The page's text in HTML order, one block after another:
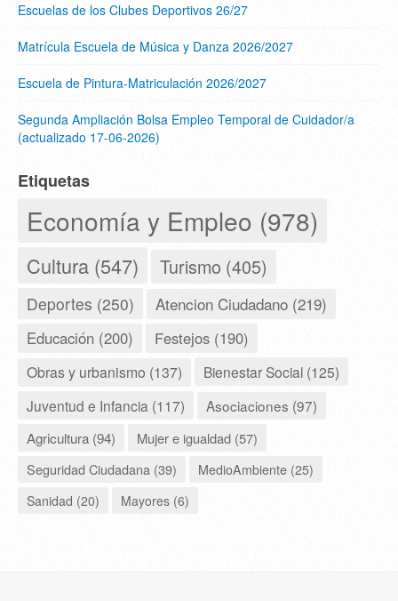
Escuelas de los Clubes Deportivos 26/27
Matrícula Escuela de Música y Danza 2026/2027
Escuela de Pintura-Matriculación 2026/2027
Segunda Ampliación Bolsa Empleo Temporal de Cuidador/a
(actualizado 17-06-2026)
Etiquetas
Economía y Empleo (978)
Cultura (547) Turismo (405)
Deportes (250) Atencion Ciudadano (219)
Educación (200) Festejos (190)
Obras y urbanismo (137)
Bienestar Social (125)
Juventud e Infancia (117)
Asociaciones (97)
Agricultura (94)
Mujer e igualdad (57)
Seguridad Ciudadana (39)
MedioAmbiente (25)
Sanidad (20)
Mayores (6)